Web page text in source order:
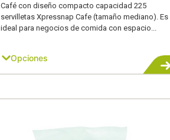
Café con diseño compacto capacidad 225
servilletas Xpressnap Cafe (tamaño mediano). Es
ideal para negocios de comida con espacio...
Opciones